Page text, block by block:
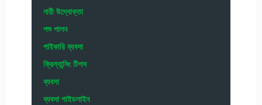
নারী উদ্যোক্তা
পশু পালন
পাইকারি ব্যবসা
ফ্রিল্যান্সিং টিপস
ব্যবসা
ব্যবসা গাইডলাইন